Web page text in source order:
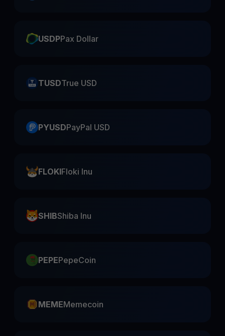
USDPPax Dollar
TUSDTrue USD
PYUSDPayPal USD
FLOKIFloki Inu
SHIBShiba Inu
PEPEPepeCoin
MEMEMemecoin